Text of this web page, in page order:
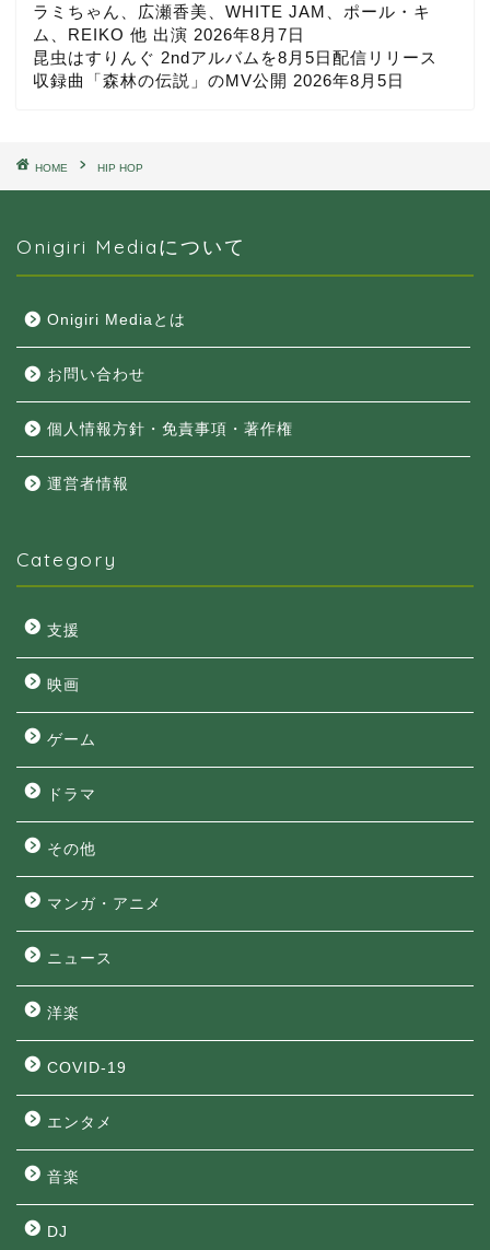
ラミちゃん、広瀬香美、WHITE JAM、ポール・キ
ム、REIKO 他 出演 2026年8月7日
昆虫はすりんぐ 2ndアルバムを8月5日配信リリース
収録曲「森林の伝説」のMV公開 2026年8月5日
HOME HIP HOP
Onigiri Mediaについて
Onigiri Mediaとは
お問い合わせ
個人情報方針・免責事項・著作権
運営者情報
Category
支援
映画
ゲーム
ドラマ
その他
マンガ・アニメ
ニュース
洋楽
COVID-19
エンタメ
音楽
DJ